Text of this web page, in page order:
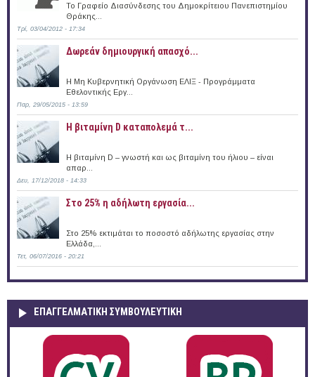
Το Γραφείο Διασύνδεσης του Δημοκρίτειου Πανεπιστημίου
Θράκης...
Τρί, 03/04/2012 - 17:34
Δωρεάν δημιουργική απασχό...
Η Μη Κυβερνητική Οργάνωση ΕΛΙΞ - Προγράμματα
Εθελοντικής Εργ...
Παρ, 29/05/2015 - 13:59
Η βιταμίνη D καταπολεμά τ...
Η βιταμίνη D – γνωστή και ως βιταμίνη του ήλιου – είναι
απαρ...
Δευ, 17/12/2018 - 14:33
Στο 25% η αδήλωτη εργασία...
Στο 25% εκτιμάται το ποσοστό αδήλωτης εργασίας στην
Ελλάδα,...
Τετ, 06/07/2016 - 20:21
ΕΠΑΓΓΕΛΜΑΤΙΚΉ ΣΥΜΒΟΥΛΕΥΤΙΚΉ